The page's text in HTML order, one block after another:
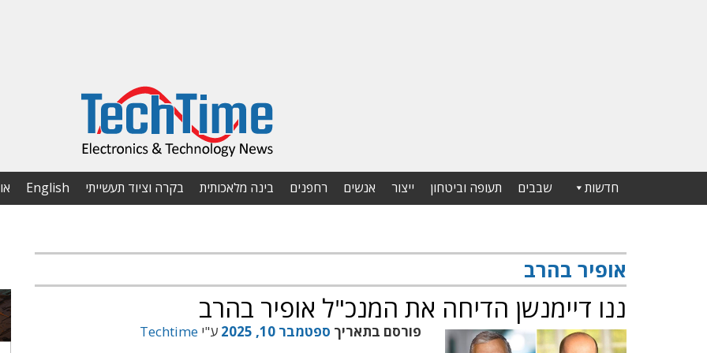
חדשות שבבים תעופה וביטחון ייצור אנשים רחפנים בינה מלאכותית בקרה וציוד תעשייתי English
אופיר בהרב
ננו דיימנשן הדיחה את המנכ"ל אופיר בהרב
פורסם בתאריך ספטמבר 10, 2025 ע"י Techtime